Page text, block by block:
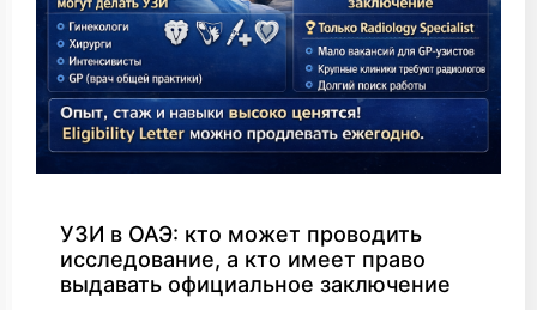
УЗИ в ОАЭ: кто может проводить
исследование, а кто имеет право
выдавать официальное заключение